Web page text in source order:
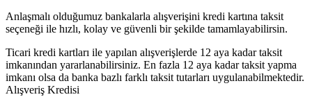
Anlaşmalı olduğumuz bankalarla alışverişini kredi kartına taksit
seçeneği ile hızlı, kolay ve güvenli bir şekilde tamamlayabilirsin.
Ticari kredi kartları ile yapılan alışverişlerde 12 aya kadar taksit
imkanından yararlanabilirsiniz. En fazla 12 aya kadar taksit yapma
imkanı olsa da banka bazlı farklı taksit tutarları uygulanabilmektedir.
Alışveriş Kredisi